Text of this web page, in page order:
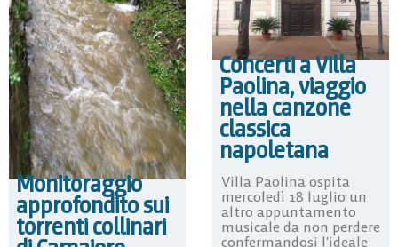
Monitoraggio
approfondito sui
torrenti collinari
Concerti a Villa
Paolina, viaggio
nella canzone
classica
napoletana
Villa Paolina ospita
mercoledì 18 luglio un
altro appuntamento
musicale da non perdere
confermandosi l’ideale